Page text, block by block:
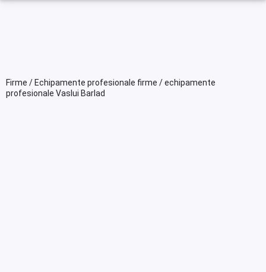
Firme / Echipamente profesionale firme / echipamente
profesionale Vaslui Barlad